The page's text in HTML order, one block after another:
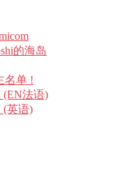
的海岛
名单 !
法语)
(英语)